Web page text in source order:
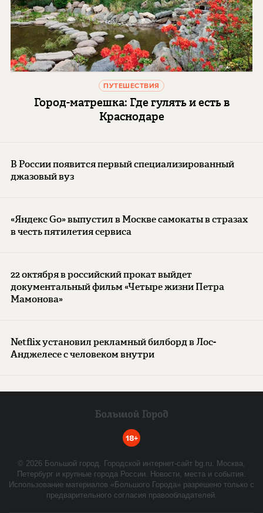
ПУТЕШЕСТВИЯ
Город-матрешка: Где гулять и есть в
Краснодаре
В России появится первый специализированный
джазовый вуз
«Яндекс Go» выпустил в Москве самокаты в стразах
в честь пятилетия сервиса
22 октября в российский прокат выйдет
документальный фильм «Четыре жизни Петра
Мамонова»
Netflix установил рекламный билборд в Лос-
Анджелесе с человеком внутри
18+
© 2026 Большой город. Городской интернет-сайт bg.ru. Москва,
Петербург и крупные города России. Новости, места и события.
Использование материалов «Большого Города» разрешено только с
предварительного согласия правообладателей.